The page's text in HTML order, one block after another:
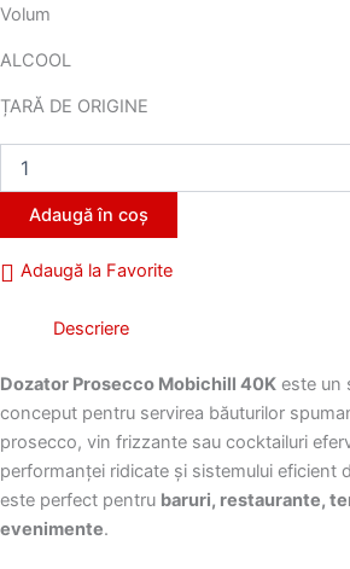
Volum
ALCOOL
ȚARĂ DE ORIGINE
Dozator
Prosecco
Mobichill
Adaugă în coș
Adaugă la Favorite
Descriere
Dozator Prosecco Mobichill 40K este un
conceput pentru servirea băuturilor
prosecco, vin frizzante sau cocktailuri
performanței ridicate și sistemului eficient
este perfect pentru baruri, restaurante,
evenimente.